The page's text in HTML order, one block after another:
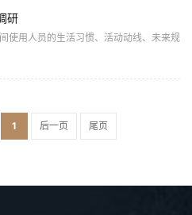
研
使用人员的生活习惯、活动动线、未来规
1 后一页 尾页